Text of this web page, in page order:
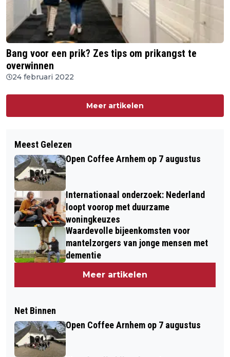
Bang voor een prik? Zes tips om prikangst te
overwinnen
24 februari 2022
Meer artikelen
Meest Gelezen
Open Coffee Arnhem op 7 augustus
Internationaal onderzoek: Nederland
loopt voorop met duurzame
woningkeuzes
Waardevolle bijeenkomsten voor
mantelzorgers van jonge mensen met
dementie
Meer artikelen
Net Binnen
Open Coffee Arnhem op 7 augustus